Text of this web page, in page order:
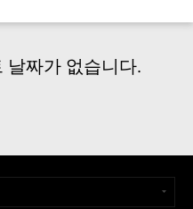
날짜가 없습니다.